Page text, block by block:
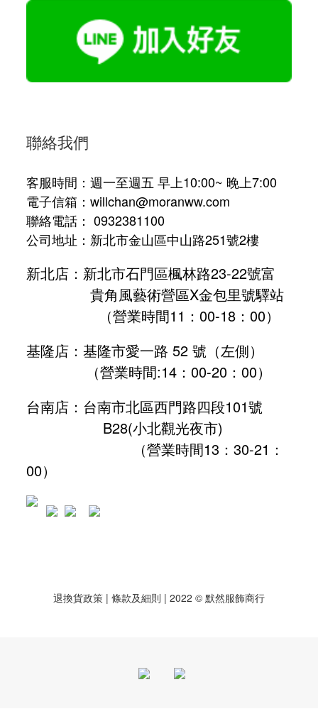
聯絡我們
客服時間：週一至週五 早上10:00~ 晚上7:00
電子信箱：willchan@moranww.com
聯絡電話： 0932381100
公司地址：新北市金山區中山路251號2樓
新北店：新北市石門區楓林路23-22號富
貴角風藝術營區X金包里號驛站
（營業時間11：00-18：00）
基隆店：基隆市愛一路 52 號（左側）
（營業時間:14：00-20：00）
台南店：台南市北區西門路四段101號
B28(小北觀光夜市)
（營業時間13：30-21：
00）
退換貨政策 | 條款及細則 | 2022 © 默然服飾商行